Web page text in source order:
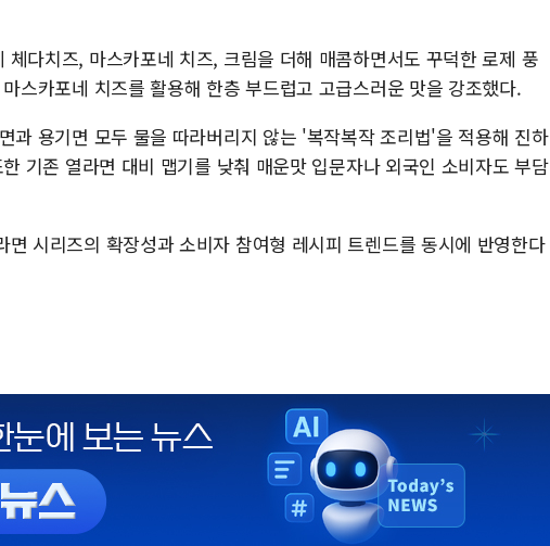
체다치즈, 마스카포네 치즈, 크림을 더해 매콤하면서도 꾸덕한 로제 풍
스카포네 치즈를 활용해 한층 부드럽고 고급스러운 맛을 강조했다.
과 용기면 모두 물을 따라버리지 않는 '복작복작 조리법'을 적용해 진하
기존 열라면 대비 맵기를 낮춰 매운맛 입문자나 외국인 소비자도 부담
시리즈의 확장성과 소비자 참여형 레시피 트렌드를 동시에 반영한다